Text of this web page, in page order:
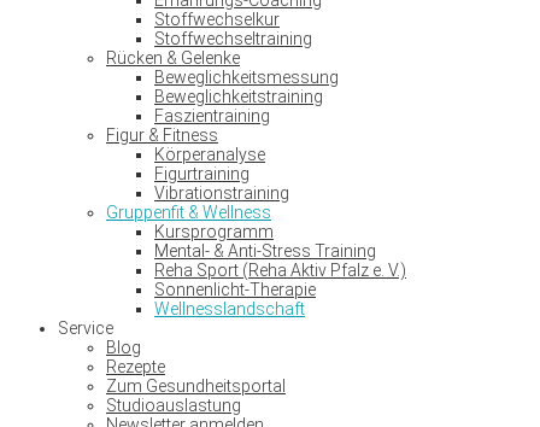
Stoffwechselkur
Stoffwechseltraining
Rücken & Gelenke
Beweglichkeitsmessung
Beweglichkeitstraining
Faszientraining
Figur & Fitness
Körperanalyse
Figurtraining
Vibrationstraining
Gruppenfit & Wellness
Kursprogramm
Mental- & Anti-Stress Training
Reha Sport (Reha Aktiv Pfalz e. V.)
Sonnenlicht-Therapie
Wellnesslandschaft
Service
Blog
Rezepte
Zum Gesundheitsportal
Studioauslastung